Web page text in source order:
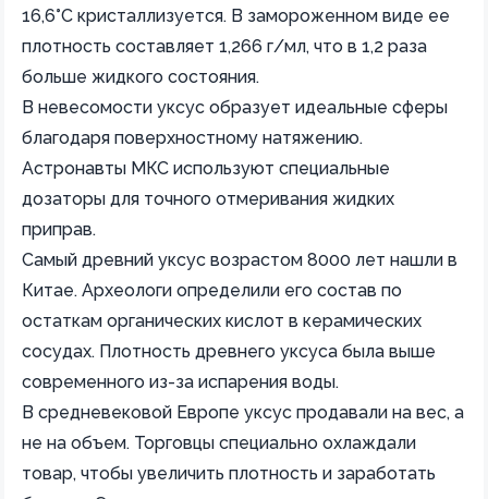
16,6°C кристаллизуется. В замороженном виде ее
плотность составляет 1,266 г/мл, что в 1,2 раза
больше жидкого состояния.
В невесомости уксус образует идеальные сферы
благодаря поверхностному натяжению.
Астронавты МКС используют специальные
дозаторы для точного отмеривания жидких
приправ.
Самый древний уксус возрастом 8000 лет нашли в
Китае. Археологи определили его состав по
остаткам органических кислот в керамических
сосудах. Плотность древнего уксуса была выше
современного из-за испарения воды.
В средневековой Европе уксус продавали на вес, а
не на объем. Торговцы специально охлаждали
товар, чтобы увеличить плотность и заработать